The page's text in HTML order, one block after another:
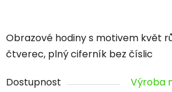
Obrazové hodiny s motivem květ
čtverec, plný ciferník bez číslic
Dostupnost
Výroba